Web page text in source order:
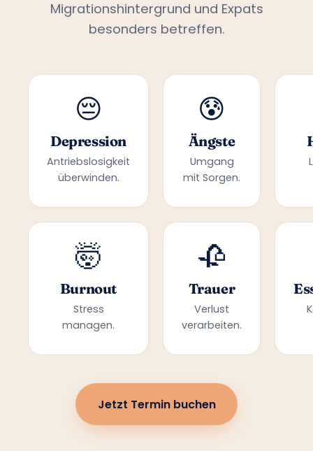
Migrationshintergrund und Expats
besonders betreffen.
😔
Depression
Antriebslosigkeit
überwinden.
😰
Ängste
Umgang
mit Sorgen.
🤯
Burnout
Stress
managen.
🥀
Trauer
Verlust
verarbeiten.
Jetzt Termin buchen